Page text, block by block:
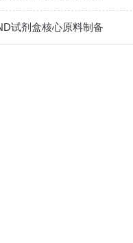
试剂盒核心原料制备